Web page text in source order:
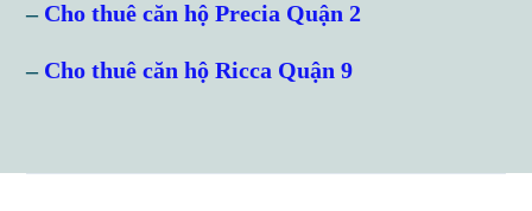
– Cho thuê căn hộ Precia Quận 2
– Cho thuê căn hộ Ricca Quận 9